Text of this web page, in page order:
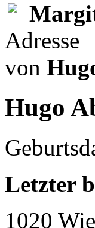
Adresse
von
Hugo
Letzter
1020